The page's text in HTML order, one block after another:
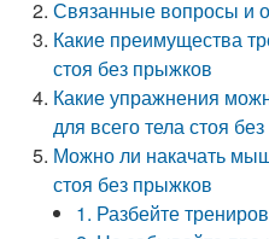
Связанные вопросы и
Какие преимущества
стоя без прыжков
Какие упражнения
для всего тела стоя
Можно ли накачать
стоя без прыжков
1. Разбейте